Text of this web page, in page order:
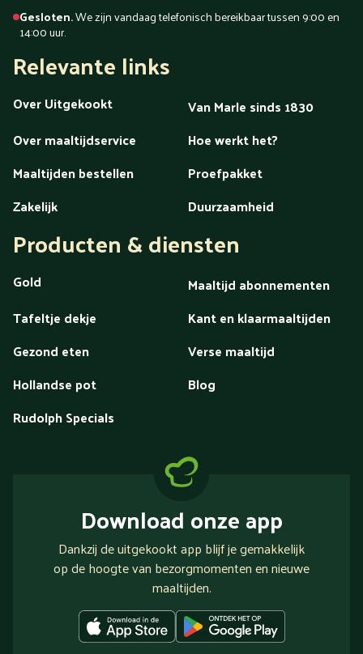
Gesloten.We zijn vandaag telefonisch bereikbaar tussen 9:00 en
14:00 uur.
Relevante links
Over Uitgekookt
Van Marle sinds 1830
Over maaltijdservice
Hoe werkt het?
Maaltijden bestellen
Proefpakket
Zakelijk
Duurzaamheid
Producten & diensten
Gold
Maaltijd abonnementen
Tafeltje dekje
Kant en klaarmaaltijden
Gezond eten
Verse maaltijd
Hollandse pot
Blog
Rudolph Specials
Download onze app
Dankzij de uitgekookt app blijf je gemakkelijk
op de hoogte van bezorgmomenten en nieuwe
maaltijden.